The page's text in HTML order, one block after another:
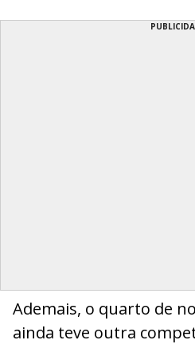
Ademais, o quarto de
ainda teve outra